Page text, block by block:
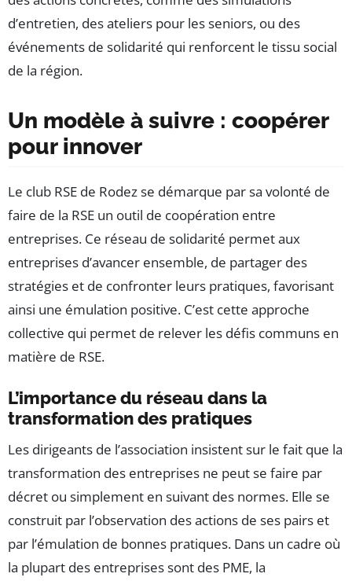
d’entretien, des ateliers pour les seniors, ou des
événements de solidarité qui renforcent le tissu social
de la région.
Un modèle à suivre : coopérer
pour innover
Le club RSE de Rodez se démarque par sa volonté de
faire de la RSE un outil de coopération entre
entreprises. Ce réseau de solidarité permet aux
entreprises d’avancer ensemble, de partager des
stratégies et de confronter leurs pratiques, favorisant
ainsi une émulation positive. C’est cette approche
collective qui permet de relever les défis communs en
matière de RSE.
L’importance du réseau dans la
transformation des pratiques
Les dirigeants de l’association insistent sur le fait que la
transformation des entreprises ne peut se faire par
décret ou simplement en suivant des normes. Elle se
construit par l’observation des actions de ses pairs et
par l’émulation de bonnes pratiques. Dans un cadre où
la plupart des entreprises sont des PME, la